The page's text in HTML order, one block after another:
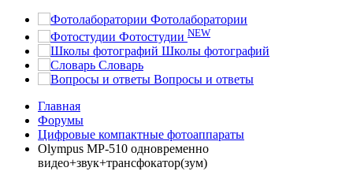
Фотолаборатории
Фотостудии NEW
Школы фотографий
Словарь
Вопросы и ответы
Главная
Форумы
Цифровые компактные фотоаппараты
Olympus MP-510 одновременно
видео+звук+трансфокатор(зум)